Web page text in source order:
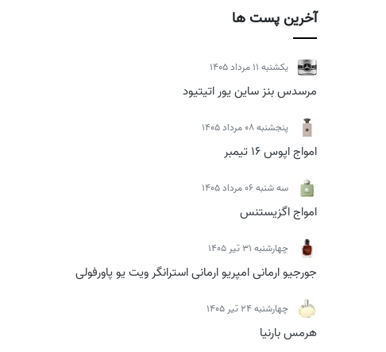
آخرین پست ها
يكشنبه 11 مرداد 1405
مرسدس بنز ساین یور اتیتیود
پنجشنبه 08 مرداد 1405
امواج اپوس 16 تیمبر
سه شنبه 06 مرداد 1405
امواج اگزیستنس
چهارشنبه 31 تیر 1405
جورجیو ارمانی امپریو ارمانی استرانگر ویت یو پاورفولی
چهارشنبه 24 تیر 1405
هرمس بارنیا